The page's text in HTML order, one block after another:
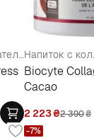
Пищевая добавка жевательная "Коллаген"
Biocyte
Cacao
2 223₴2 390₴
-7%